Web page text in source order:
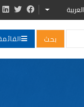
العربية
ACTIONS